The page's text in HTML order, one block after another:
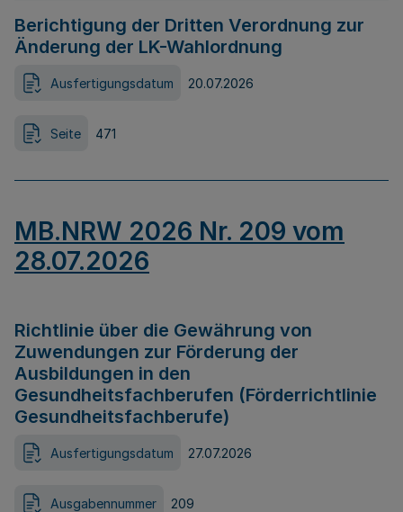
Berichtigung der Dritten Verordnung zur
Änderung der LK-Wahlordnung
Ausfertigungsdatum 20.07.2026
Seite 471
MB.NRW 2026 Nr. 209 vom
28.07.2026
Richtlinie über die Gewährung von
Zuwendungen zur Förderung der
Ausbildungen in den
Gesundheitsfachberufen (Förderrichtlinie
Gesundheitsfachberufe)
Ausfertigungsdatum 27.07.2026
Ausgabennummer 209